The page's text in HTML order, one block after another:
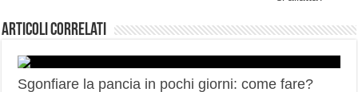
Articoli correlati
Sgonfiare la pancia in pochi giorni: come fare?